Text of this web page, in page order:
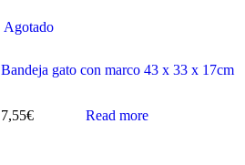
Agotado
Bandeja gato con marco 43 x 33 x 17cm
7,55€ Read more